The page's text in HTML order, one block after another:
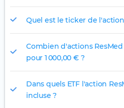
Quel est le ticker de
Combien d'actions
pour 1 000,00 € ?
Dans quels ETF l'action
incluse ?